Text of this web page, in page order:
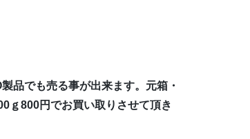
品でも売る事が出来ます。元箱・
ｇ800円でお買い取りさせて頂き